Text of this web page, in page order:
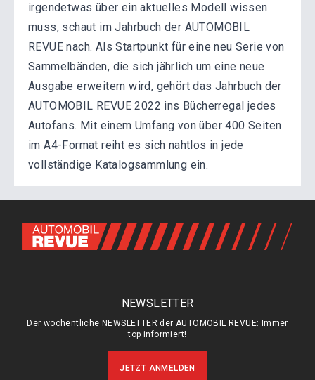
irgendetwas über ein aktuelles Modell wissen
muss, schaut im Jahrbuch der AUTOMOBIL
REVUE nach. Als Startpunkt für eine neu Serie von
Sammelbänden, die sich jährlich um eine neue
Ausgabe erweitern wird, gehört das Jahrbuch der
AUTOMOBIL REVUE 2022 ins Bücherregal jedes
Autofans. Mit einem Umfang von über 400 Seiten
im A4-Format reiht es sich nahtlos in jede
vollständige Katalogsammlung ein.
NEWSLETTER
Der wöchentliche NEWSLETTER der AUTOMOBIL REVUE: Immer
top informiert!
JETZT ANMELDEN